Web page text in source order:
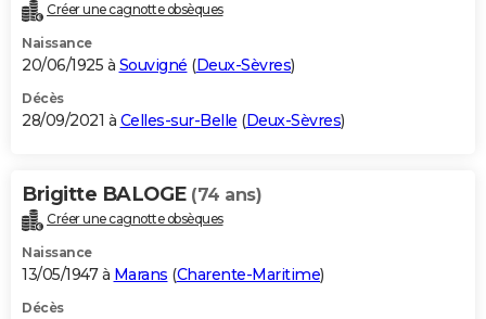
Créer une cagnotte obsèques
Naissance
20/06/1925 à Souvigné (Deux-Sèvres)
Décès
28/09/2021 à Celles-sur-Belle (Deux-Sèvres)
Brigitte BALOGE (74 ans)
Créer une cagnotte obsèques
Naissance
13/05/1947 à Marans (Charente-Maritime)
Décès